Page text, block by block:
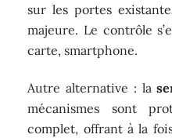
sur les portes
majeure. Le contrôle
carte, smartphone.
Autre alternative : la
mécanismes sont
complet, offrant à la